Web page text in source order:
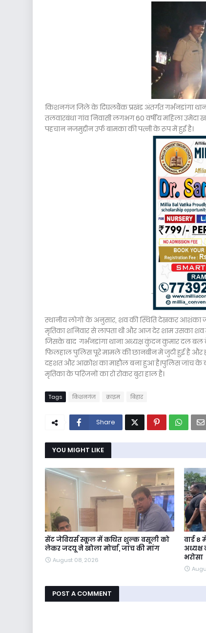
किशनगंज जिले के दिघलबैंक प्रखंड अंतर्गत गर्भनडांगा
तलवारबंधा गांव निवासी लगभग 60 वर्षीय महिला
पहचान नजमुद्दीन उर्फ बामका की पत्नी के रूप में हुई है।
स्थानीय लोगों के अनुसार, शव की स्थिति देखकर आशंका
मृतिका शनिवार से लापता थी और आज देर शाम उसका शव
जिसके बाद गर्भनडांगा थाना अध्यक्ष कुंदन कुमार दल
फिलहाल पुलिस पूरे मामले की छानबीन में जुटी हुई है और
दहशत और आक्रोश का माहौल बना हुआ है।पुलिस जांच के
मृतिका के परिजनों का रो रोकर बुरा हाल है।
Tags किशनगंज क्राइम बिहार
Share
YOU MIGHT LIKE
सेंट जेवियर्स स्कूल में कथित शुल्क वसूली को
लेकर जदयू ने खोला मोर्चा, जांच की मांग
August 08, 2026
वार्ड
भरोसा
POST A COMMENT